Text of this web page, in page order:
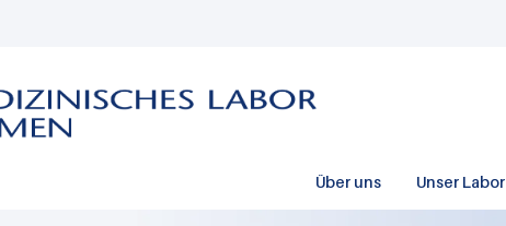
Über uns Unser Labor